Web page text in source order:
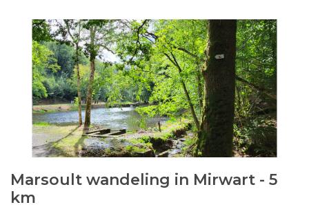
Marsoult wandeling in Mirwart - 5
km